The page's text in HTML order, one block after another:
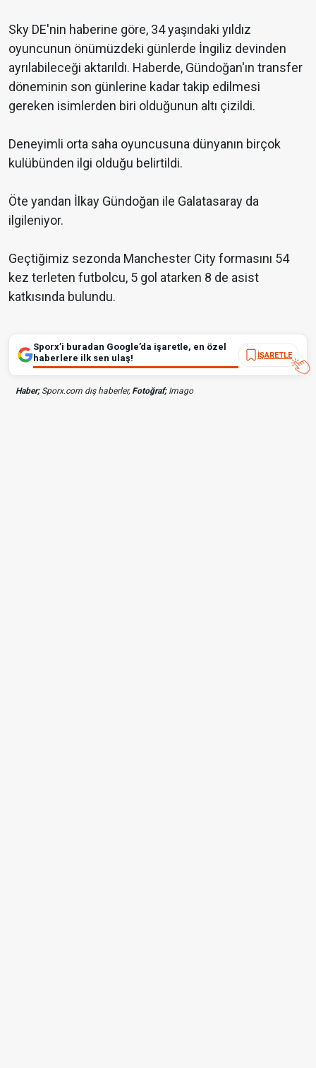
Sky DE'nin haberine göre, 34 yaşındaki yıldız
oyuncunun önümüzdeki günlerde İngiliz devinden
ayrılabileceği aktarıldı. Haberde, Gündoğan'ın transfer
döneminin son günlerine kadar takip edilmesi
gereken isimlerden biri olduğunun altı çizildi.
Deneyimli orta saha oyuncusuna dünyanın birçok
kulübünden ilgi olduğu belirtildi.
Öte yandan İlkay Gündoğan ile Galatasaray da
ilgileniyor.
Geçtiğimiz sezonda Manchester City formasını 54
kez terleten futbolcu, 5 gol atarken 8 de asist
katkısında bulundu.
Sporx’i buradan Google’da işaretle, en özel
haberlere ilk sen ulaş!
İŞARETLE
Haber;Sporx.com dış haberler,Fotoğraf;Imago